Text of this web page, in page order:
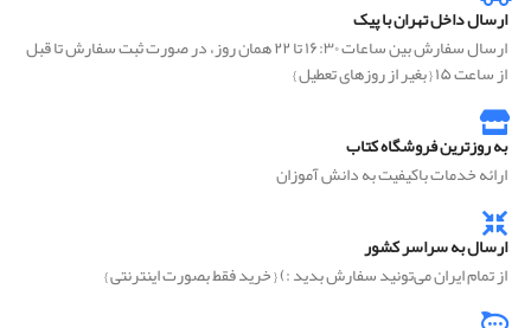
ارسال داخل تهران با پیک
ارسال سفارش بین ساعات ۱۶:۳۰ تا ۲۲ همان روز، در صورت ثبت سفارش تا قبل
از ساعت ۱۵ { بغیر از روزهای تعطیل }
به روزترین فروشگاه کتاب
ارائه خدمات باکیفیت به دانش آموزان
ارسال به سراسر کشور
از تمام ایران می‌تونید سفارش بدید :) { خرید فقط بصورت اینترنتی }